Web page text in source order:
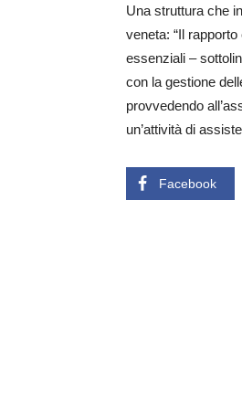
Una struttura che
veneta: “Il
essenziali –
con la gestione
provvedendo
un’attività di
Facebook